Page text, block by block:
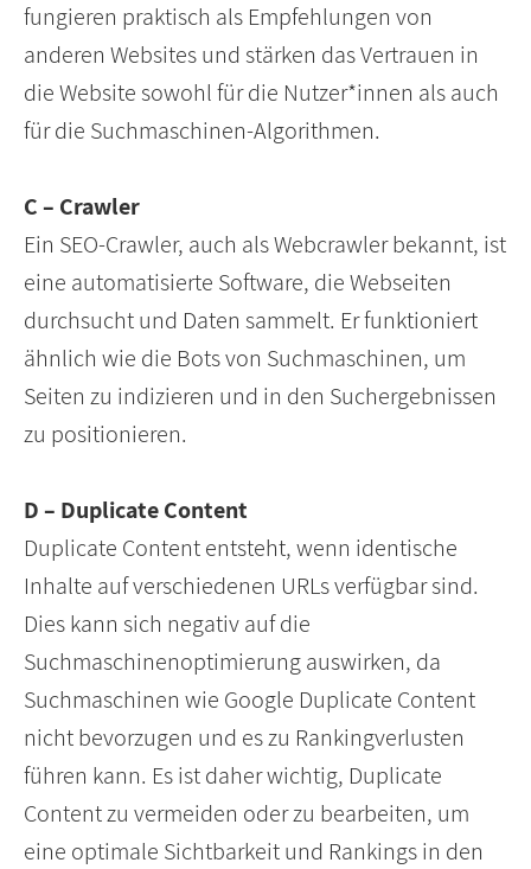
fungieren praktisch als Empfehlungen von
anderen Websites und stärken das Vertrauen in
die Website sowohl für die Nutzer*innen als auch
für die Suchmaschinen-Algorithmen.
C – Crawler
Ein SEO-Crawler, auch als Webcrawler bekannt, ist
eine automatisierte Software, die Webseiten
durchsucht und Daten sammelt. Er funktioniert
ähnlich wie die Bots von Suchmaschinen, um
Seiten zu indizieren und in den Suchergebnissen
zu positionieren.
D – Duplicate Content
Duplicate Content entsteht, wenn identische
Inhalte auf verschiedenen URLs verfügbar sind.
Dies kann sich negativ auf die
Suchmaschinenoptimierung auswirken, da
Suchmaschinen wie Google Duplicate Content
nicht bevorzugen und es zu Rankingverlusten
führen kann. Es ist daher wichtig, Duplicate
Content zu vermeiden oder zu bearbeiten, um
eine optimale Sichtbarkeit und Rankings in den